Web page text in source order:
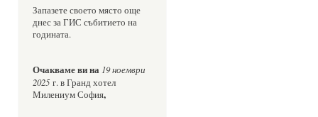
Запазете своето място още
днес за ГИС събитието на
годината.
Очакваме ви на 19 ноември
2025 г. в Гранд хотел
Милениум София,